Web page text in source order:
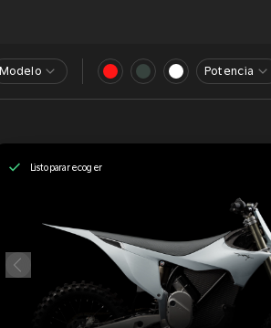
Modelo Potencia
Listo para recoger